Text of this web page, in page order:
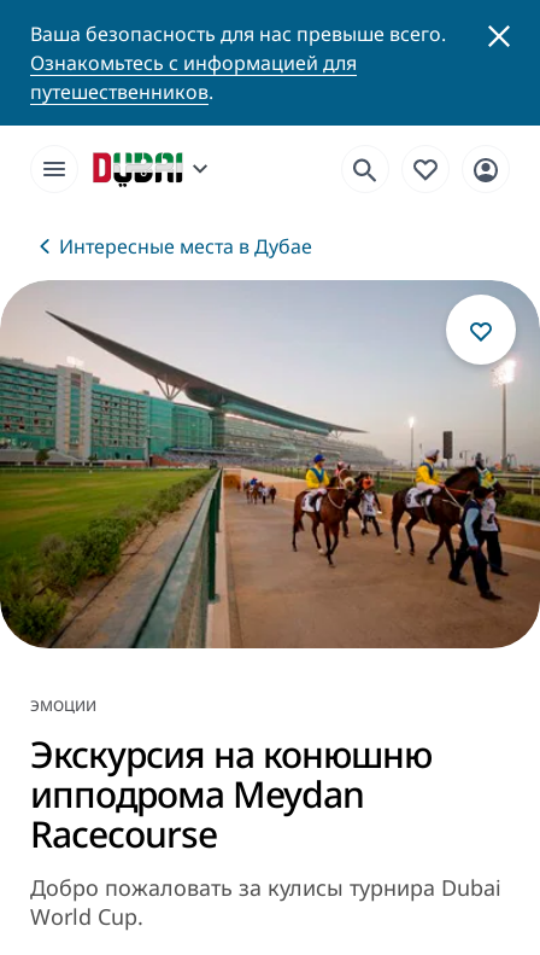
Ваша безопасность для нас превыше всего.
Ознакомьтесь с информацией для
путешественников.
Интересные места в Дубае
ЭМОЦИИ
Экскурсия на конюшню
ипподрома Meydan
Racecourse
Добро пожаловать за кулисы турнира Dubai
World Cup.